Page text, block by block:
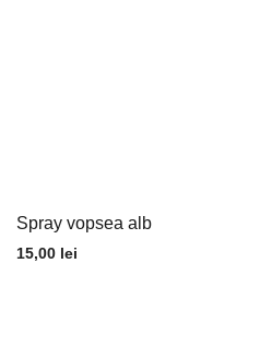
Spray vopsea alb
15,00 lei